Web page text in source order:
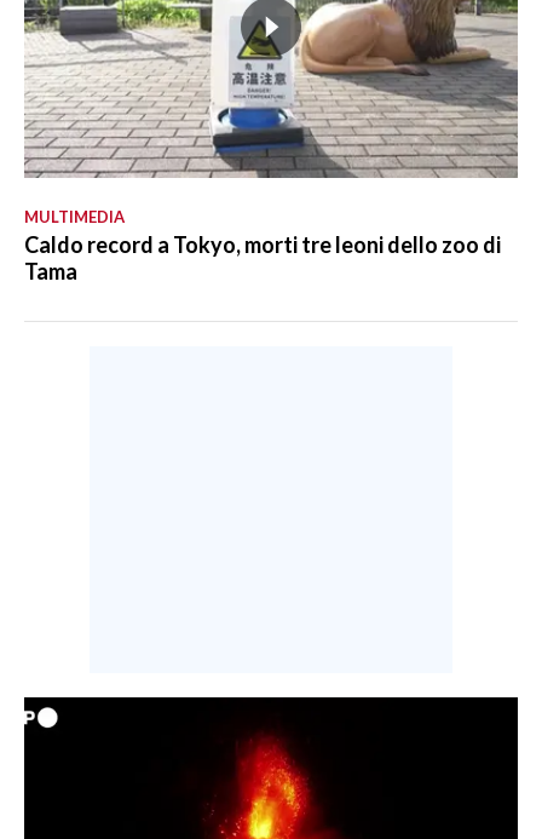
MULTIMEDIA
Caldo record a Tokyo, morti tre leoni dello zoo di
Tama